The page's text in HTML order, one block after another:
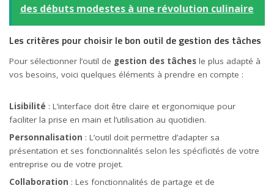
des débuts modestes à une révolution culinaire
Les critères pour choisir le bon outil de gestion des tâches
Pour sélectionner l’outil de gestion des tâches le plus adapté à
vos besoins, voici quelques éléments à prendre en compte :
Lisibilité : L’interface doit être claire et ergonomique pour
faciliter la prise en main et l’utilisation au quotidien.
Personnalisation : L’outil doit permettre d’adapter sa
présentation et ses fonctionnalités selon les spécificités de votre
entreprise ou de votre projet.
Collaboration : Les fonctionnalités de partage et de